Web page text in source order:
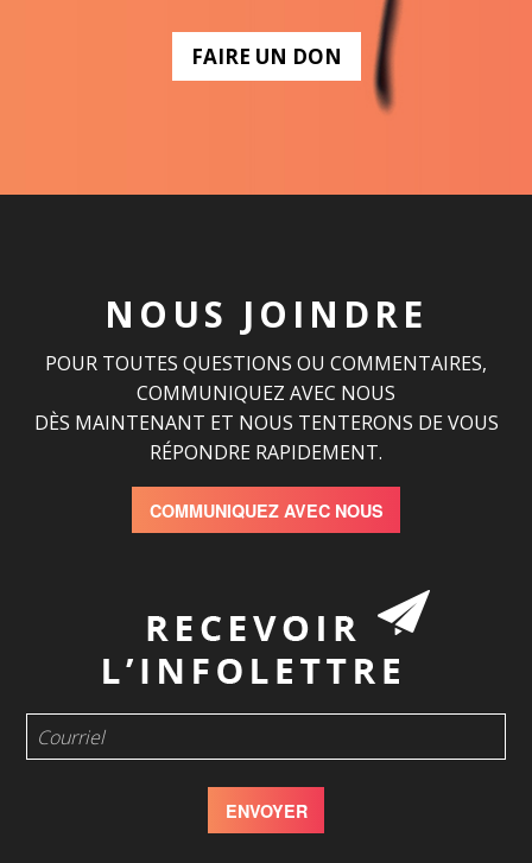
FAIRE UN DON
NOUS JOINDRE
POUR TOUTES QUESTIONS OU COMMENTAIRES,
COMMUNIQUEZ AVEC NOUS
DÈS MAINTENANT ET NOUS TENTERONS DE VOUS
RÉPONDRE RAPIDEMENT.
COMMUNIQUEZ AVEC NOUS